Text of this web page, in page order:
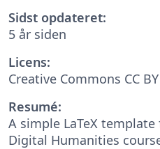
Sidst opdateret:
5 år siden
Licens:
Creative Commons CC
Resumé:
A simple LaTeX
Digital Humanities